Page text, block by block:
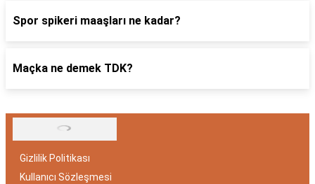
Spor spikeri maaşları ne kadar?
Maçka ne demek TDK?
Gizlilik Politikası
Kullanıcı Sözleşmesi